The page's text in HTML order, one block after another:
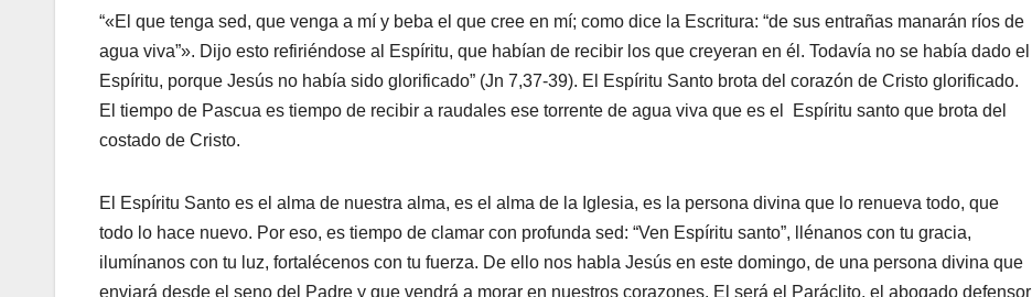
“«El que tenga sed, que venga a mí y beba el que cree en mí; como dice la Escritura: “de sus entrañas manarán ríos de
agua viva”». Dijo esto refiriéndose al Espíritu, que habían de recibir los que creyeran en él. Todavía no se había dado el
Espíritu, porque Jesús no había sido glorificado” (Jn 7,37-39). El Espíritu Santo brota del corazón de Cristo glorificado.
El tiempo de Pascua es tiempo de recibir a raudales ese torrente de agua viva que es el Espíritu santo que brota del
costado de Cristo.
El Espíritu Santo es el alma de nuestra alma, es el alma de la Iglesia, es la persona divina que lo renueva todo, que
todo lo hace nuevo. Por eso, es tiempo de clamar con profunda sed: “Ven Espíritu santo”, llénanos con tu gracia,
ilumínanos con tu luz, fortalécenos con tu fuerza. De ello nos habla Jesús en este domingo, de una persona divina que
enviará desde el seno del Padre y que vendrá a morar en nuestros corazones. El será el Paráclito, el abogado defensor